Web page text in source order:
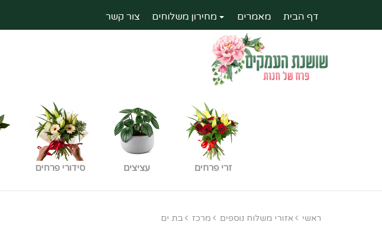
דף הבית מאמרים מחירון משלוחים צור קשר
זרי פרחים עציצים סידורי פרחים
ראשי אזורי משלוח נוספים מרכז בת ים